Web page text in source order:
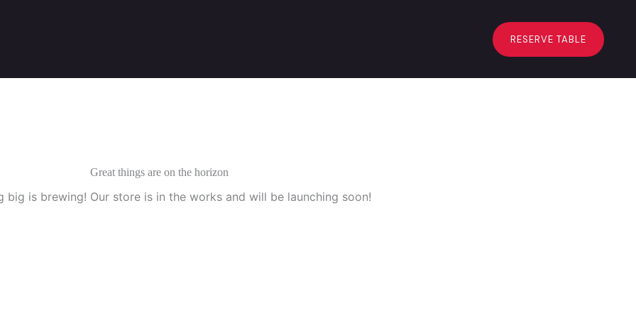
RESERVE TABLE
Great things are on the horizon
big is brewing! Our store is in the works and will be launching soon!